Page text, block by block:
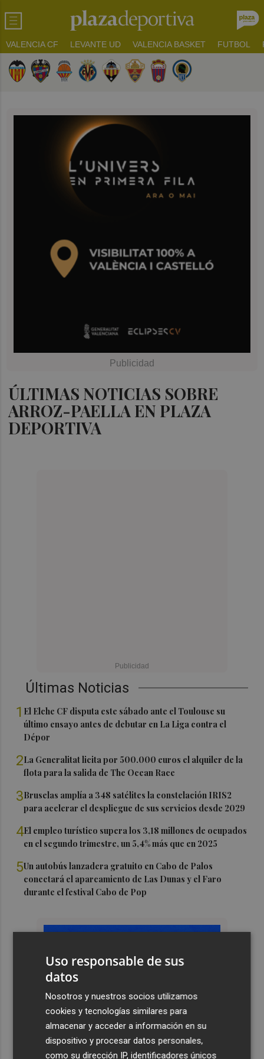
VALENCIA CF LEVANTE UD VALENCIA BASKET FUTBOL
ÚLTIMAS NOTICIAS SOBRE
ARROZ-PAELLA EN PLAZA
DEPORTIVA
Últimas Noticias
1 El Elche CF disputa este sábado ante el Toulouse su
último ensayo antes de debutar en La Liga contra el
Dépor
2La Generalitat licita por 500.000 euros el alquiler de la
flota para la salida de The Ocean Race
3Bruselas amplía a 348 satélites la constelación IRIS2
para acelerar el despliegue de sus servicios desde 2029
4El empleo turístico supera los 3,18 millones de ocupados
en el segundo trimestre, un 5,4% más que en 2025
5Un autobús lanzadera gratuito en Cabo de Palos
conectará el aparcamiento de Las Dunas y el Faro
durante el festival Cabo de Pop
Uso responsable de sus
datos
Nosotros y nuestros socios utilizamos
cookies y tecnologías similares para
almacenar y acceder a información en su
dispositivo y procesar datos personales,
como su dirección IP, identificadores únicos